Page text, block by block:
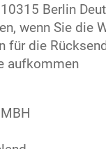
Berlin
wenn Sie die
für die
aufkommen